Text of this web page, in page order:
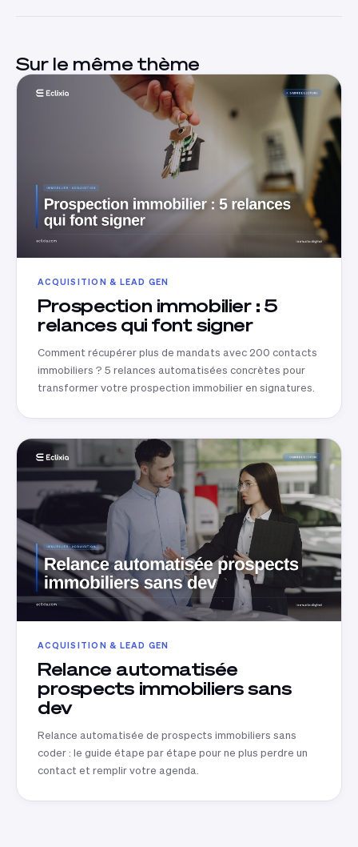
Sur le même thème
ACQUISITION & LEAD GEN
Prospection immobilier : 5
relances qui font signer
Comment récupérer plus de mandats avec 200 contacts
immobiliers ? 5 relances automatisées concrètes pour
transformer votre prospection immobilier en signatures.
ACQUISITION & LEAD GEN
Relance automatisée
prospects immobiliers sans
dev
Relance automatisée de prospects immobiliers sans
coder : le guide étape par étape pour ne plus perdre un
contact et remplir votre agenda.